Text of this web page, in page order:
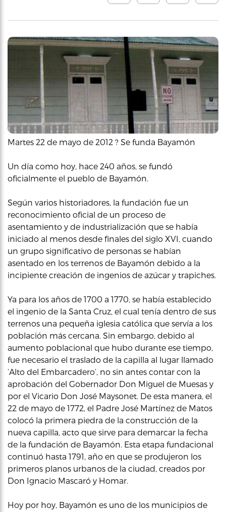
Martes 22 de mayo de 2012 ? Se funda Bayamón
Un día como hoy, hace 240 años, se fundó
oficialmente el pueblo de Bayamón.
Según varios historiadores, la fundación fue un
reconocimiento oficial de un proceso de
asentamiento y de industrialización que se había
iniciado al menos desde finales del siglo XVI, cuando
un grupo significativo de personas se habían
asentado en los terrenos de Bayamón debido a la
incipiente creación de ingenios de azúcar y trapiches.
Ya para los años de 1700 a 1770, se había establecido
el ingenio de la Santa Cruz, el cual tenía dentro de sus
terrenos una pequeña iglesia católica que servía a los
población más cercana. Sin embargo, debido al
aumento poblacional que hubo durante ese tiempo,
fue necesario el traslado de la capilla al lugar llamado
‘Alto del Embarcadero’, no sin antes contar con la
aprobación del Gobernador Don Miguel de Muesas y
por el Vicario Don José Maysonet. De esta manera, el
22 de mayo de 1772, el Padre José Martínez de Matos
colocó la primera piedra de la construcción de la
nueva capilla, acto que sirve para demarcar la fecha
de la fundación de Bayamón. Esta etapa fundacional
continuó hasta 1791, año en que se produjeron los
primeros planos urbanos de la ciudad, creados por
Don Ignacio Mascaró y Homar.
Hoy por hoy, Bayamón es uno de los municipios de